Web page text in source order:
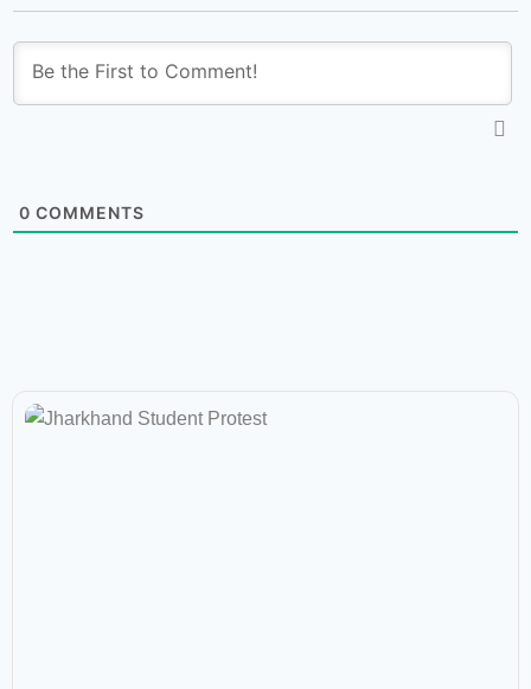
0 COMMENTS